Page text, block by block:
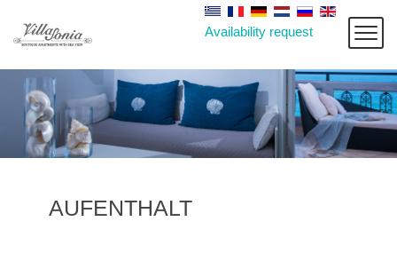
Availability request
AUFENTHALT